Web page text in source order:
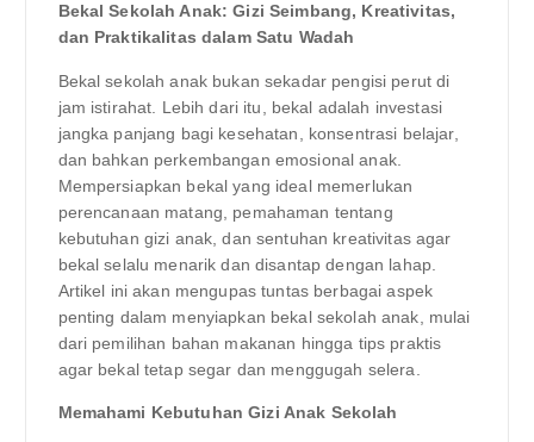
Bekal Sekolah Anak: Gizi Seimbang, Kreativitas,
dan Praktikalitas dalam Satu Wadah
Bekal sekolah anak bukan sekadar pengisi perut di
jam istirahat. Lebih dari itu, bekal adalah investasi
jangka panjang bagi kesehatan, konsentrasi belajar,
dan bahkan perkembangan emosional anak.
Mempersiapkan bekal yang ideal memerlukan
perencanaan matang, pemahaman tentang
kebutuhan gizi anak, dan sentuhan kreativitas agar
bekal selalu menarik dan disantap dengan lahap.
Artikel ini akan mengupas tuntas berbagai aspek
penting dalam menyiapkan bekal sekolah anak, mulai
dari pemilihan bahan makanan hingga tips praktis
agar bekal tetap segar dan menggugah selera.
Memahami Kebutuhan Gizi Anak Sekolah